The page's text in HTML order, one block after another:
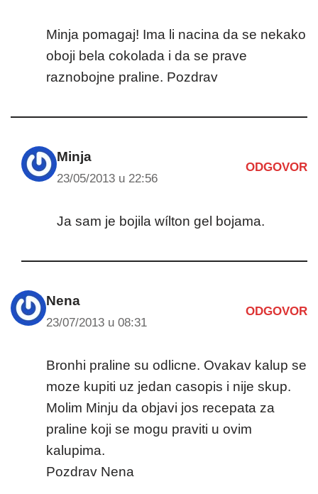
Minja pomagaj! Ima li nacina da se nekako
oboji bela cokolada i da se prave
raznobojne praline. Pozdrav
Minja
23/05/2013 u 22:56
ODGOVOR
Ja sam je bojila wílton gel bojama.
Nena
23/07/2013 u 08:31
ODGOVOR
Bronhi praline su odlicne. Ovakav kalup se
moze kupiti uz jedan casopis i nije skup.
Molim Minju da objavi jos recepata za
praline koji se mogu praviti u ovim
kalupima.
Pozdrav Nena